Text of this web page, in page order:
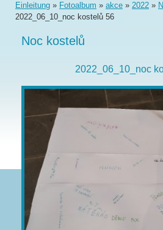
Einleitung » Fotoalbum » akce » 2022 »
2022_06_10_noc kostelů 56
Noc kostelů
2022_06_10_noc